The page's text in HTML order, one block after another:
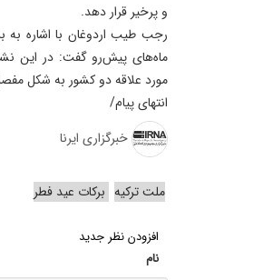
و پرخیر قرار دهد.
رجب طیب اردوغان با اشاره به
ماه‌های پیش‌رو گفت: در این
مورد علاقه دو کشور به شکل
انتهای پیام/
خبرگزاری ایرنا
ملت ترکیه برکات عید فطر
افزودن نظر جدید
نام